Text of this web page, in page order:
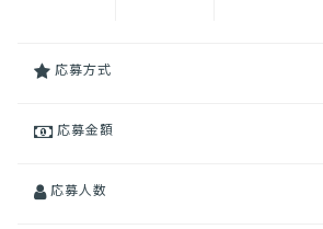
応募方式
応募金額
応募人数